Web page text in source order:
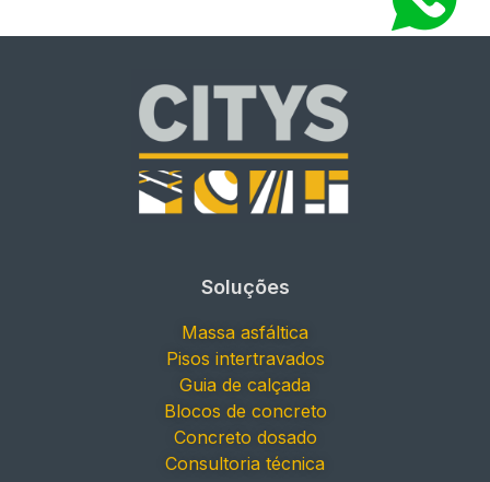
Soluções
Massa asfáltica
Pisos intertravados
Guia de calçada
Blocos de concreto
Concreto dosado
Consultoria técnica